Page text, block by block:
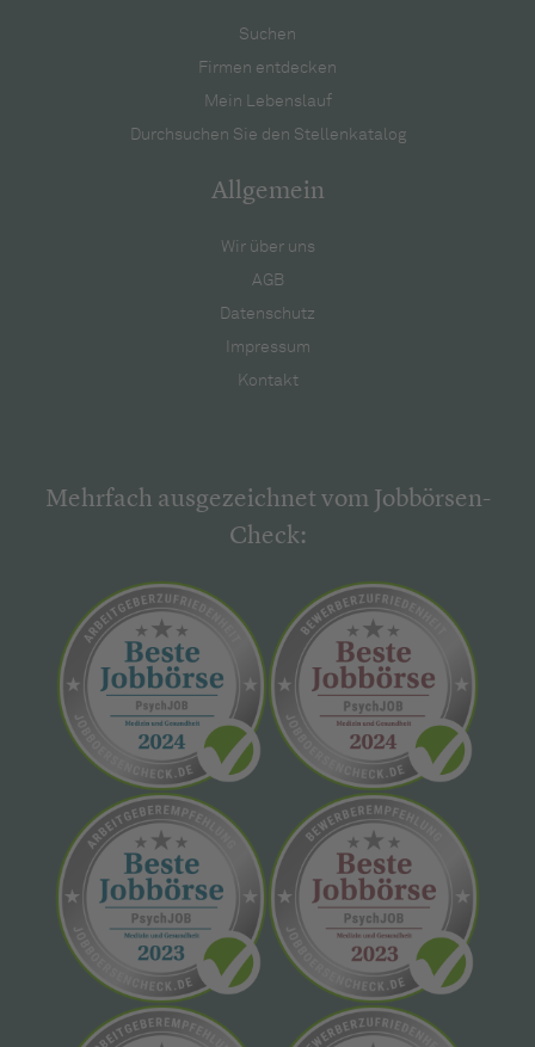
Suchen
Firmen entdecken
Mein Lebenslauf
Durchsuchen Sie den Stellenkatalog
Allgemein
Wir über uns
AGB
Datenschutz
Impressum
Kontakt
Mehrfach ausgezeichnet vom Jobbörsen-
Check: